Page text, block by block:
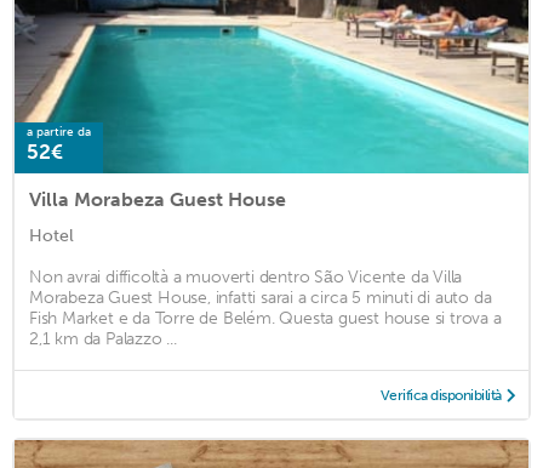
a partire da
52€
Villa Morabeza Guest House
Hotel
Non avrai difficoltà a muoverti dentro São Vicente da Villa
Morabeza Guest House, infatti sarai a circa 5 minuti di auto da
Fish Market e da Torre de Belém. Questa guest house si trova a
2,1 km da Palazzo ...
Verifica disponibilità